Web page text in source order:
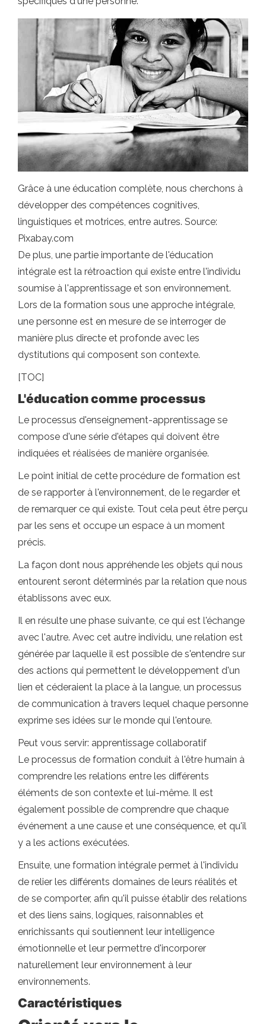
Grâce à une éducation complète, nous cherchons à
développer des compétences cognitives,
linguistiques et motrices, entre autres. Source:
Pixabay.com
De plus, une partie importante de l'éducation
intégrale est la rétroaction qui existe entre l'individu
soumise à l'apprentissage et son environnement.
Lors de la formation sous une approche intégrale,
une personne est en mesure de se interroger de
manière plus directe et profonde avec les
dystitutions qui composent son contexte.
[TOC]
L'éducation comme processus
Le processus d'enseignement-apprentissage se
compose d'une série d'étapes qui doivent être
indiquées et réalisées de manière organisée.
Le point initial de cette procédure de formation est
de se rapporter à l'environnement, de le regarder et
de remarquer ce qui existe. Tout cela peut être perçu
par les sens et occupe un espace à un moment
précis.
La façon dont nous appréhende les objets qui nous
entourent seront déterminés par la relation que nous
établissons avec eux.
Il en résulte une phase suivante, ce qui est l'échange
avec l'autre. Avec cet autre individu, une relation est
générée par laquelle il est possible de s'entendre sur
des actions qui permettent le développement d'un
lien et céderaient la place à la langue, un processus
de communication à travers lequel chaque personne
exprime ses idées sur le monde qui l'entoure.
Peut vous servir: apprentissage collaboratif
Le processus de formation conduit à l'être humain à
comprendre les relations entre les différents
éléments de son contexte et lui-même. Il est
également possible de comprendre que chaque
événement a une cause et une conséquence, et qu'il
y a les actions exécutées.
Ensuite, une formation intégrale permet à l'individu
de relier les différents domaines de leurs réalités et
de se comporter, afin qu'il puisse établir des relations
et des liens sains, logiques, raisonnables et
enrichissants qui soutiennent leur intelligence
émotionnelle et leur permettre d'incorporer
naturellement leur environnement à leur
environnements.
Caractéristiques